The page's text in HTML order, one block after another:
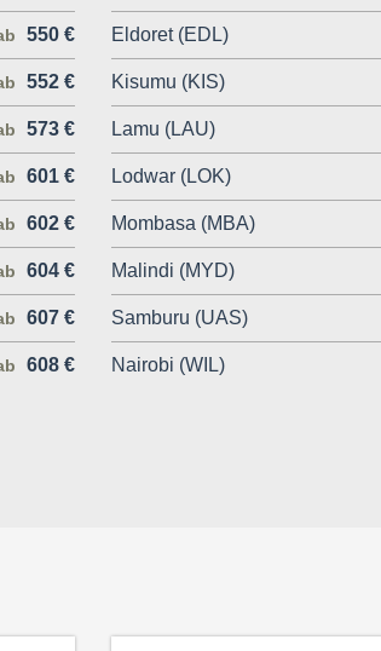
550 €
552 €
573 €
601 €
602 €
604 €
607 €
608 €
Eldoret (EDL)
Kisumu (KIS)
Lamu (LAU)
Lodwar (LOK)
Mombasa (MBA)
Malindi (MYD)
Samburu (UAS)
Nairobi (WIL)